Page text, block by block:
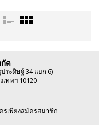
กัด
ระดิษฐ์ 34 แยก 6)
เทพฯ 10120
รเพียงสมัครสมาชิก